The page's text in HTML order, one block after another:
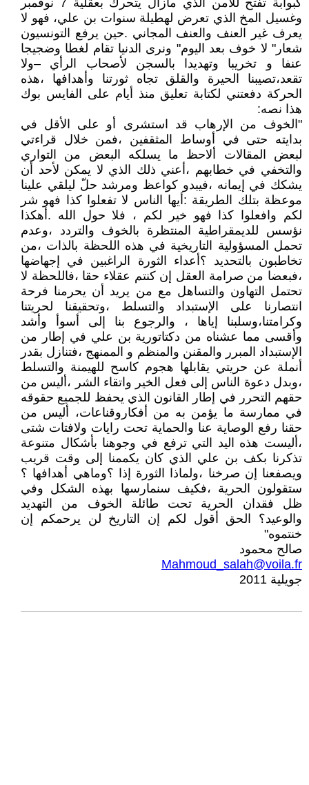
كبوابة تفتح للأمن الذي مازال يتحرك بعقلية 7 نوفمبر
وغسيل المخ الذي تعرض لهطيلة سنوات بن علي، فهو لا
يعرف غير العنف والعنف المجاني .حين يرفع التونسيون
شعار" لا خوف بعد اليوم" ونرى الدنيا تقام لغطا وضجيجا
عنفا و تخريبا وتهديدا بالسجن لأصحاب الرأي –ولا
تقعد،تصيبنا الحيرة والقلق تجاه ثورتنا وأهدافها ،هذه
الحركة دفعتني لكتابة تعليق منذ أيام على الفايس بوك
هذا نصه:
"الخوف من الإرهاب قد استشرى أو على الأقل في
بدايته حتى في أوساط المثقفين ،فمن خلال قراءتي
لبعض المقالات ألاحظ ما يسلكه البعض من التواري
والتخفي في خطابهم ،أعني ذلك الذي لا يمكن لأحد أن
يشكك في إيمانه ،فيبدو كواعظ ومرشد حلّ ليلقي علينا
موعظة بتلك الطريقة :أيها الناس لا تفعلوا كذا فهو شر
لكم وافعلوا كذا فهو خير لكم ، فلا حول الله .أهكذا
نؤسس للديمقراطية المنتظرة بالخوف والتردد ،وعدم
تحمل المسؤولية التاريخية في هذه اللحظة بالذات ،من
تخاطبون بالتحديد ؟أعداء الثورة الراغبين في إجهاضها
،فبعضا من صرامة العقل إن كنتم عقلاء حقا ،فاللحظة لا
تحتمل التهاون والتساهل مع من يريد أن يحرمنا فرحة
انتصارنا على الإستبداد والتسلط ،وتحقيقنا لحريتنا
وكرامتنا،وسلبنا إياها ، والرجوع بنا إلى أسوأ وأشد
وأقسى مما عشناه من دكتاتورية بن علي في إطار من
الإستبداد المبرر والمقنن والمنظم و الممنهج ،فتنازل بقدر
أنملة عن حريتي يقابلها هجوم كاسح للهيمنة والتسلط
،وبدل دعوة الناس إلى فعل الخير واتقاء الشر ،أليس من
حقهم التحرر في إطار القانون الذي يحفظ للجميع حقوقه
في ممارسة ما يؤمن به من أفكاروقناعات، أليس من
حقنا رفع الوصاية عنا والحماية تحت رايات ولافتات شتى
،أليست هذه اليد التي ترفع في وجوهنا بأشكال متنوعة
تذكرنا بكف بن علي الذي كان يكممنا إلى وقت قريب
ويصفعنا إن صرخنا ،ولماذا الثورة إذا ؟وماهي أهدافها ؟
ستقولون الحرية ،فكيف سنمارسها بهذه الشكل وفي
ظل فقدان الحرية تحت طائلة الخوف من التهديد
والوعيد؟ الحق أقول لكم إن التاريخ لن يرحمكم إن
خنتموه"
صالح محمود
Mahmoud_salah@voila.fr
جويلية 2011